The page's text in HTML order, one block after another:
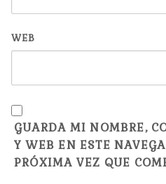
WEB
GUARDA MI NOMBRE,
Y WEB EN ESTE
PRÓXIMA VEZ QUE